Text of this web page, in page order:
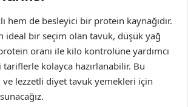
hem de besleyici bir protein kaynağıdır.
ideal bir seçim olan tavuk, düşük yağ
oranı ile kilo kontrolüne yardımcı
tariflerle kolayca hazırlanabilir. Bu
ve lezzetli diyet tavuk yemekleri için